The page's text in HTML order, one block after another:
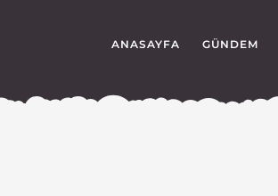
ANASAYFA GÜNDEM